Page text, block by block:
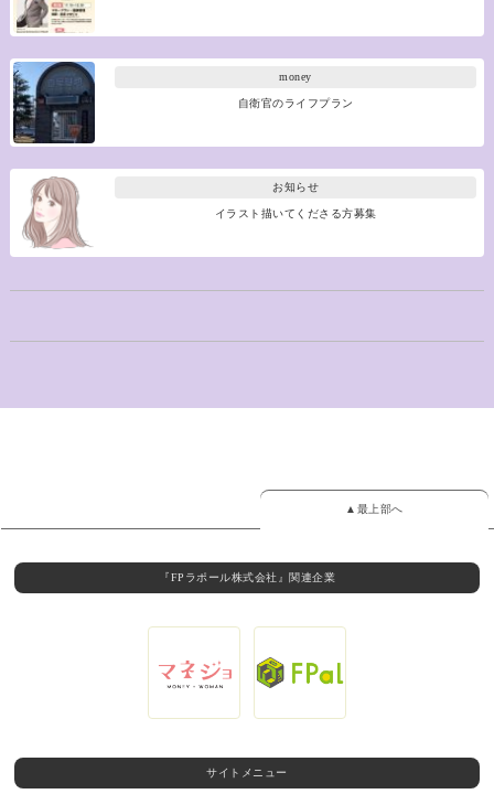
money
自衛官のライフプラン
お知らせ
イラスト描いてくださる方募集
▲最上部へ
『FPラポール株式会社』関連企業
サイトメニュー